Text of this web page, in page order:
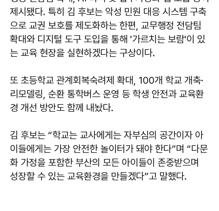
제시됐다. 특히 김 후보는 악성 민원 대응 시스템 구축
으로 교권 보호를 제도화하는 한편, 교무행정 전담팀
확대와 디지털 도구 도입을 통해 '가르치는 보람'이 있
는 교육 현장을 실현하겠다는 구상이다.
또 초등학교 관계회복숙려제 확대, 100개 학교 개축·
리모델링, 순환 통학버스 운영 등 학생 안전과 교육환
경 개선 방안도 함께 내놨다.
김 후보는 “학교는 교사에게는 자부심의 공간이자 아
이들에게는 가장 안전한 놀이터가 돼야 한다”며 “다문
화 가정을 포함한 부산의 모든 아이들이 존중받으며
성장할 수 있는 교육환경을 만들겠다”고 말했다.